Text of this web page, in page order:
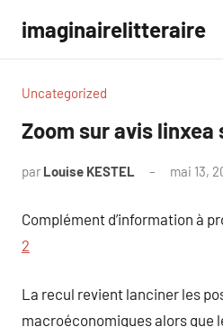
contenu
imaginairelitteraire
Uncategorized
Zoom sur avis linxea
par Louise KESTEL mai 13,
Complément d’information à
2
La recul revient lanciner les
macroéconomiques alors que